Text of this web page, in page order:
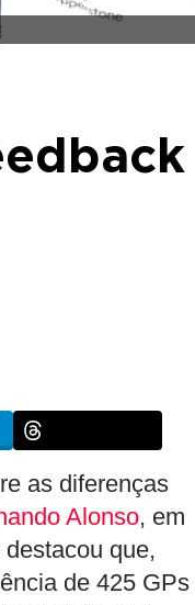
as diferenças
Alonso, em
que,
de 425 GPs